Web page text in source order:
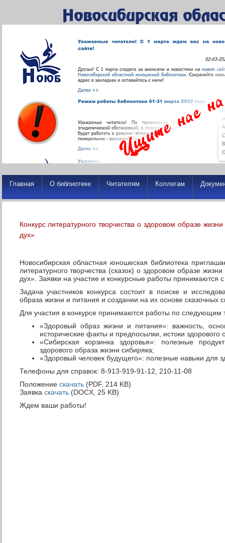
Главная О библиотеке Читателям Коллегам
Конкурс литературного творчества о здоровом образе
дух»
Новосибирская областная юношеская библиотека
литературного творчества (сказок) о здоровом образе
дух». Заявки на участие и конкурсные работы
Задача участников конкурса состоит в поиске и
образа жизни и питания и создании на их основе сказочных
Для участия в конкурсе принимаются работы по следующим
«Здоровый образ жизни и питания»: важность,
исторические факты и предпосылки, истоки
«Сибирская корзинка здоровья»: полезные
здорового образа жизни сибиряка;
«Здоровый человек будущего»: полезные навыки для
Телефоны для справок: 8-913-919-91-12, 210-11-08
Положение скачать(PDF, 214 KB)
Заявка скачать(DOCX, 25 KB)
Ждем ваши работы!